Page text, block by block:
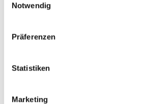
Notwendig
Präferenzen
Statistiken
Marketing